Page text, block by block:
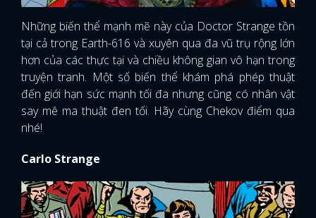
Những biến thể mạnh mẽ này của Doctor Strange tồn
tại cả trong Earth-616 và xuyên qua đa vũ trụ rộng lớn
hơn của các thực tại và chiều không gian vô hạn trong
truyện tranh. Một số biến thể khám phá phép thuật
đến giới hạn sức mạnh tối đa nhưng cũng có nhân vật
say mê ma thuật đen tối. Hãy cùng Chekov điểm qua
nhé!
Carlo Strange